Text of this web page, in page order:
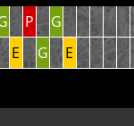
P G
E G
E